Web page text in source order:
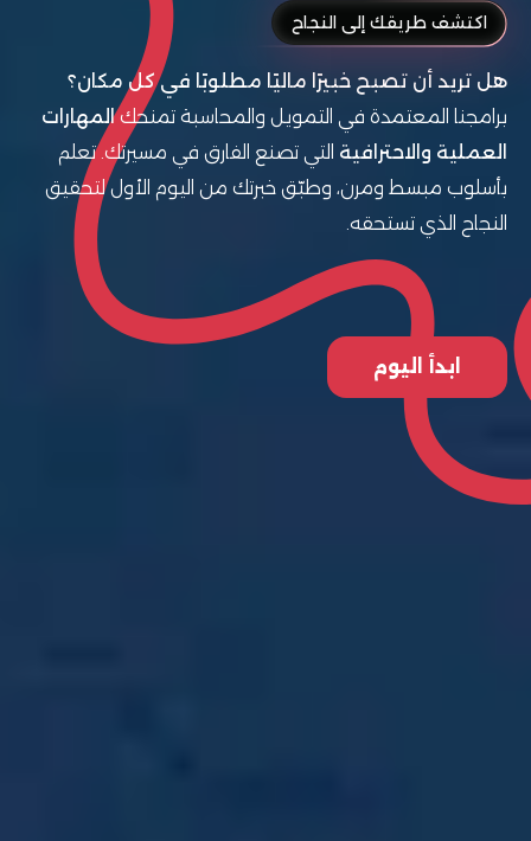
اكتشف طريقك إلى النجاح
هل تريد أن تصبح خبيرًا ماليًا مطلوبًا في كل مكان؟
برامجنا المعتمدة في التمويل والمحاسبة تمنحكالمهارات
العملية والاحترافية التي تصنع الفارق في مسيرتك. تعلم
بأسلوب مبسط ومرن، وطبّق خبرتك من اليوم الأول لتحقيق
النجاح الذي تستحقه.
ابدأ اليوم